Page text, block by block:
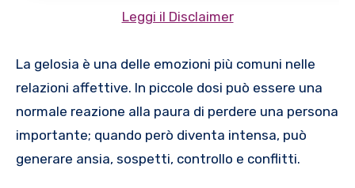
Leggi il Disclaimer
La gelosia è una delle emozioni più comuni nelle
relazioni affettive. In piccole dosi può essere una
normale reazione alla paura di perdere una persona
importante; quando però diventa intensa, può
generare ansia, sospetti, controllo e conflitti.